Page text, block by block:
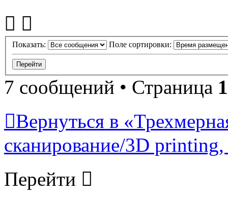
Показать: Поле сортировки:
7 сообщений • Страница 1
Вернуться в
сканирование/3D
Перейти